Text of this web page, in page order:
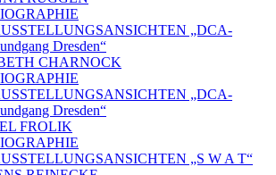
„DCA-
Dresden“
CHARNOCK
„DCA-
Dresden“
FROLIK
„S W A T“